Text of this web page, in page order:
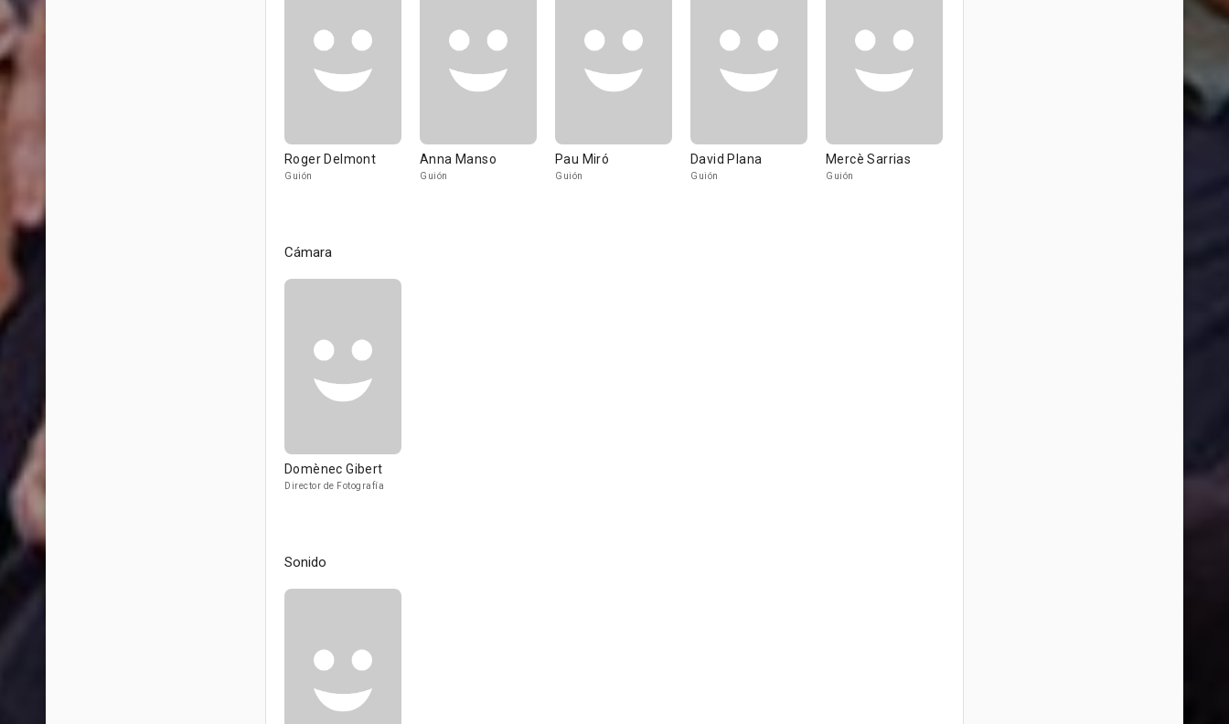
Roger Delmont
Guión
Anna Manso
Guión
Pau Miró
Guión
David Plana
Guión
Mercè Sarrias
Guión
Cámara
Domènec Gibert
Director de Fotografía
Sonido